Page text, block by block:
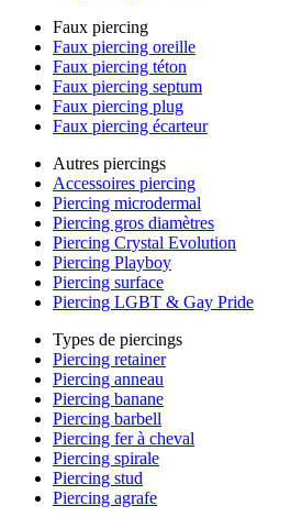
Faux piercing
Faux piercing oreille
Faux piercing téton
Faux piercing septum
Faux piercing plug
Faux piercing écarteur
Autres piercings
Accessoires piercing
Piercing microdermal
Piercing gros diamètres
Piercing Crystal Evolution
Piercing Playboy
Piercing surface
Piercing LGBT & Gay Pride
Types de piercings
Piercing retainer
Piercing anneau
Piercing banane
Piercing barbell
Piercing fer à cheval
Piercing spirale
Piercing stud
Piercing agrafe